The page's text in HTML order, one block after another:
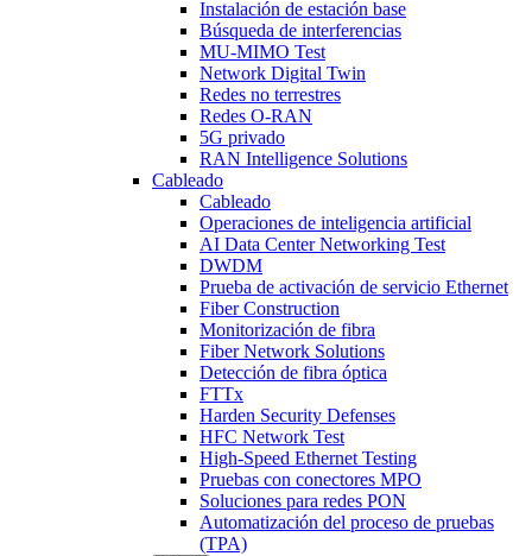
Instalación de estación base
Búsqueda de interferencias
MU-MIMO Test
Network Digital Twin
Redes no terrestres
Redes O-RAN
5G privado
RAN Intelligence Solutions
Cableado
Cableado
Operaciones de inteligencia artificial
AI Data Center Networking Test
DWDM
Prueba de activación de servicio Ethernet
Fiber Construction
Monitorización de fibra
Fiber Network Solutions
Detección de fibra óptica
FTTx
Harden Security Defenses
HFC Network Test
High-Speed Ethernet Testing
Pruebas con conectores MPO
Soluciones para redes PON
Automatización del proceso de pruebas
(TPA)